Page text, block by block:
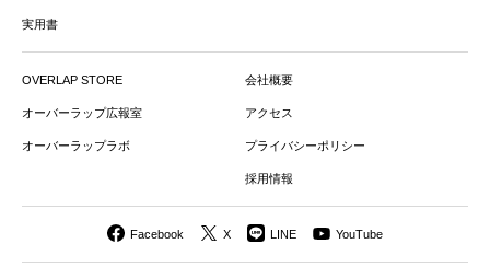
実用書
OVERLAP STORE
オーバーラップ広報室
オーバーラップラボ
会社概要
アクセス
プライバシーポリシー
採用情報
Facebook X LINE YouTube